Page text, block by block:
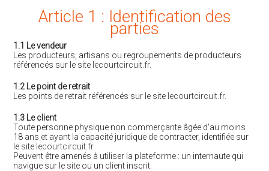
Article 1 : Identification des
parties
1.1 Le vendeur
Les producteurs, artisans ou regroupements de producteurs
référencés sur le site lecourtcircuit.fr.
1.2 Le point de retrait
Les points de retrait référencés sur le site lecourtcircuit.fr.
1.3 Le client
Toute personne physique non commerçante âgée d'au moins
18 ans et ayant la capacité juridique de contracter, identifiée sur
le site lecourtcircuit.fr.
Peuvent être amenés à utiliser la plateforme : un internaute qui
navigue sur le site ou un client inscrit.